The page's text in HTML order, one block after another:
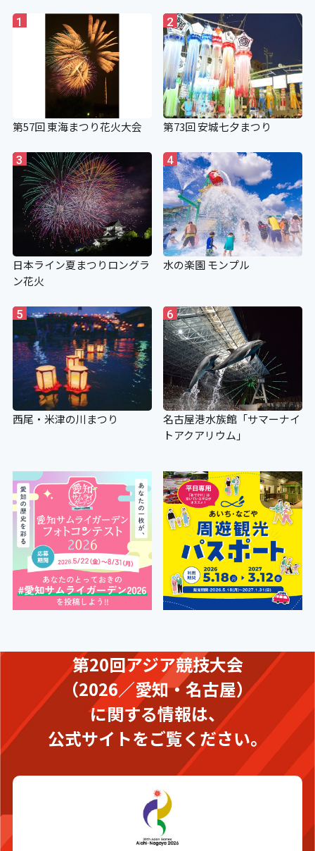
1
第57回 東海まつり花火大会
2
第73回 安城七夕まつり
3
日本ライン夏まつりロングラ
ン花火
4
水の楽園 モンプル
5
西尾・米津の川まつり
6
名古屋港水族館「サマーナイ
トアクアリウム」
第20回アジア競技大会
（2026／愛知・名古屋）
に関する情報は、
公式サイトをご覧ください。